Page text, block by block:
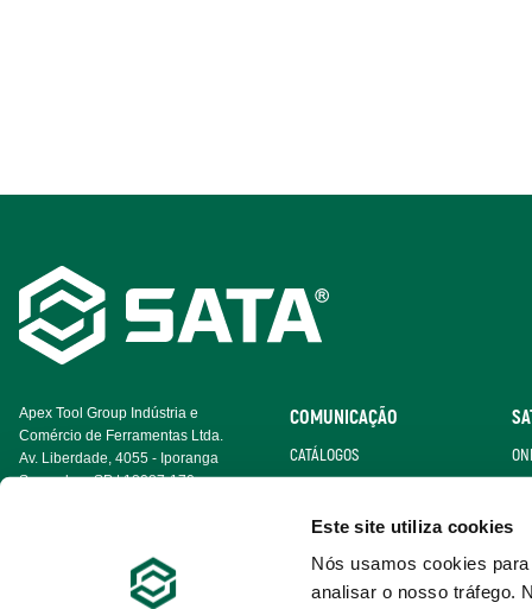
Este site utiliza cookies
Nós usamos cookies
analisar o nosso tráfego.
Footer
Navigation
Apex Tool Group Indústria e
Comércio de Ferramentas Ltda.
Av. Liberdade, 4055 - Iporanga
Sorocaba - SP | 18087-170
COMUNICAÇÃO
CATÁLOGOS
GALERIA DE VÍDEO